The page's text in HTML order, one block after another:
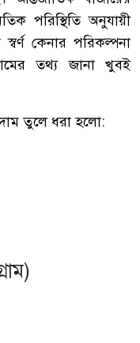
পরিস্থিতি অনুযায়ী
কেনার পরিকল্পনা
তথ্য জানা খুবই
দাম তুলে ধরা হলো: